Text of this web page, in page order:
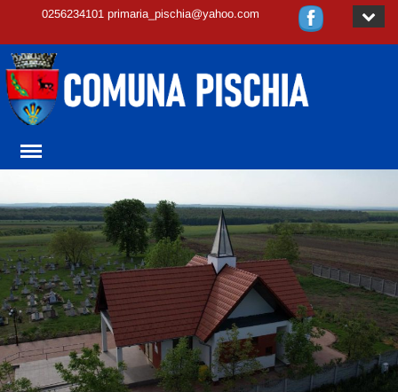
0256234101 primaria_pischia@yahoo.com